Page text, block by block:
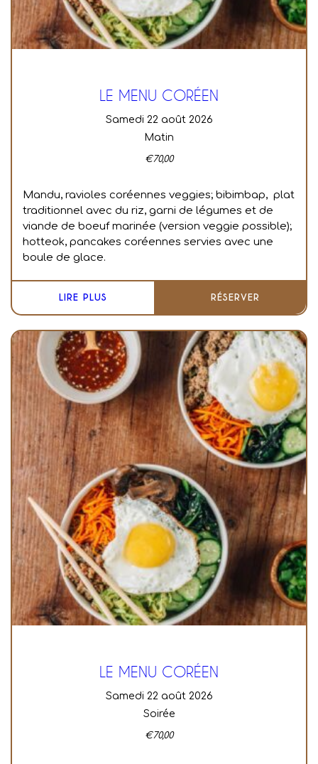
LE MENU CORÉEN
samedi 22 août 2026
Matin
€70,00
Mandu, ravioles coréennes veggies; bibimbap, plat
traditionnel avec du riz, garni de légumes et de
viande de boeuf marinée (version veggie possible);
hotteok, pancakes coréennes servies avec une
boule de glace.
LIRE PLUS RÉSERVER
LE MENU CORÉEN
samedi 22 août 2026
Soirée
€70,00